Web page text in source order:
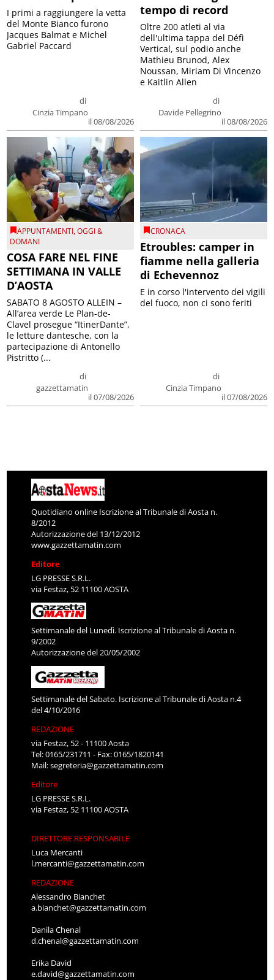
di
Cinzia Timpano
il 08/08/2026
I primi a raggiungere la vetta
del Monte Bianco furono
Jacques Balmat e Michel
Gabriel Paccard
tempo di record
di
Davide Pellegrino
il 08/08/2026
Oltre 200 atleti al via
dell'ultima tappa del Défì
Vertical, sul podio anche
Mathieu Brunod, Alex
Noussan, Miriam Di Vincenzo
e Kaitlin Allen
APPUNTAMENTI,OGGI &
DOMANI
COSA FARE NEL FINE
SETTIMANA IN VALLE
D’AOSTA
di
gazzettamatin
il 07/08/2026
SABATO 8 AGOSTO ALLEIN –
All’area verde Le Plan-de-
Clavel prosegue “ItinerDante”,
le letture dantesche, con la
partecipazione di Antonello
Pistritto (...
CRONACA
Etroubles: camper in
fiamme nella galleria
di Echevennoz
di
Cinzia Timpano
il 07/08/2026
E in corso l'intervento dei vigili
del fuoco, non ci sono feriti
Quotidiano online Iscrizione al Tribunale di Aosta n.
8/2012
Autorizzazione del 13/12/2012
www.gazzettamatin.com
Editore
LG PRESSE S.R.L.
via Festaz, 52 11100 AOSTA
Settimanale del Lunedì. Iscrizione al Tribunale di Aosta n.
9/2002
Autorizzazione del 20/05/2002
Settimanale del Sabato. Iscrizione al Tribunale di Aosta n.4
del 4/10/2016
REDAZIONE
via Festaz, 52 - 11100 Aosta
Tel: 0165/231711 - Fax: 0165/1820141
Mail:segreteria@gazzettamatin.com
Editore
LG PRESSE S.R.L.
via Festaz, 52 11100 AOSTA
DIRETTORE RESPONSABILE
Luca Mercanti
l.mercanti@gazzettamatin.com
REDAZIONE
Alessandro Bianchet
a.bianchet@gazzettamatin.com
Danila Chenal
d.chenal@gazzettamatin.com
Erika David
e.david@gazzettamatin.com